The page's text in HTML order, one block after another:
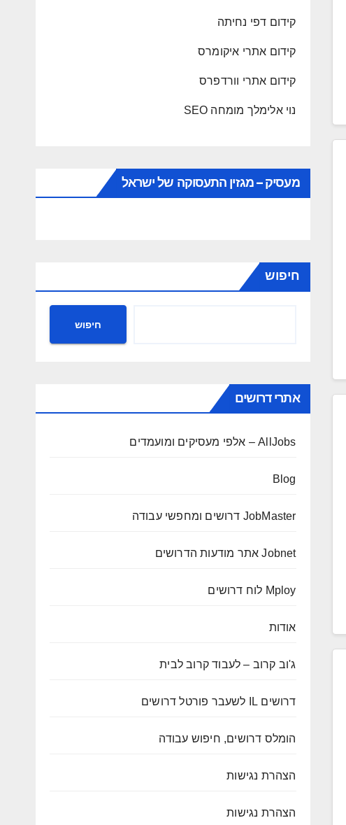
קידום דפי נחיתה
קידום אתרי איקומרס
קידום אתרי וורדפרס
נוי אלימלך מומחה SEO
מעסיק – מגזין התעסוקה של ישראל
חיפוש
חיפוש
אתרי דרושים
AllJobs – אלפי מעסיקים ומועמדים
Blog
JobMaster דרושים ומחפשי עבודה
Jobnet אתר מודעות הדרושים
Mploy לוח דרושים
אודות
ג'וב קרוב – לעבוד קרוב לבית
דרושים IL לשעבר פורטל דרושים
הומלס דרושים, חיפוש עבודה
הצהרת נגישות
הצהרת נגישות